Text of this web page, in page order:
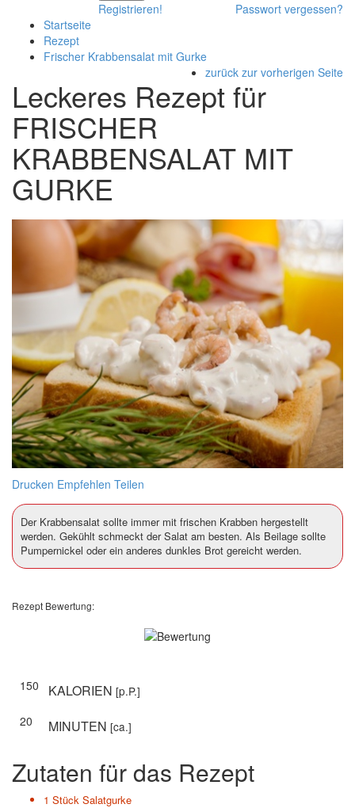
Registrieren!
Passwort vergessen?
Startseite
Rezept
Frischer Krabbensalat mit Gurke
zurück zur vorherigen Seite
Leckeres Rezept für
FRISCHER
KRABBENSALAT MIT
GURKE
Drucken Empfehlen Teilen
Der Krabbensalat sollte immer mit frischen Krabben hergestellt
werden. Gekühlt schmeckt der Salat am besten. Als Beilage sollte
Pumpernickel oder ein anderes dunkles Brot gereicht werden.
Rezept Bewertung:
150 KALORIEN [p.P.]
20
MINUTEN [ca.]
Zutaten für das Rezept
1 Stück Salatgurke